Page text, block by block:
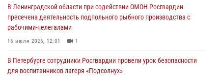
В Центральном районе росгвардейцы оперативно задержали
хулигана, стрелявшего из пускового устройства рядом с жилыми
домами
06 августа 2026, 11:36
Сотрудники и военнослужащие Росгвардии обеспечили
правопорядок при проведении матча "Зенит" - "Балтика"
В Ленинградской области при содействии ОМОН Росгвардии
пресечена деятельность подпольного рыбного производства с
рабочими-нелегалами
16 июля 2026, 12:01 1
В Петербурге сотрудники Росгвардии провели урок безопасности
для воспитанников лагеря «Подсолнух»